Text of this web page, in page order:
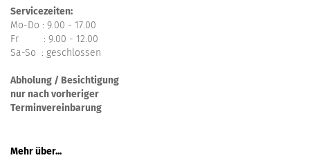
Servicezeiten:
Mo-Do : 9.00 - 17.00
Fr : 9.00 - 12.00
Sa-So : geschlossen
Abholung / Besichtigung
nur nach vorheriger
Terminvereinbarung
Mehr über...